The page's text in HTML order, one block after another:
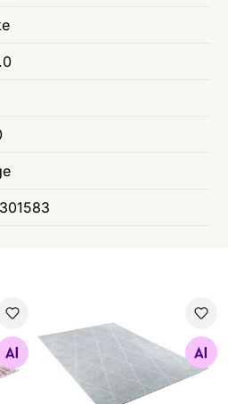
Vaip Fine lines 50x80cm
Otsi sarnaseid